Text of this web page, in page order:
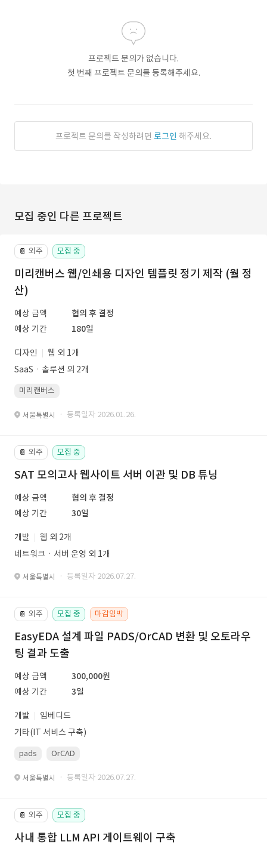
프로젝트 문의가 없습니다.
첫 번째 프로젝트 문의를 등록해주세요.
프로젝트 문의를 작성하려면 로그인 해주세요.
모집 중인 다른 프로젝트
📔 외주 모집 중
미리캔버스 웹/인쇄용 디자인 템플릿 정기 제작 (월 정
산)
예상 금액
협의 후 결정
예상 기간
180일
디자인
웹 외 1개
SaaSㆍ솔루션 외 2개
미리캔버스
서울특별시 · 등록일자 2026.01.26.
📔 외주 모집 중
SAT 모의고사 웹사이트 서버 이관 및 DB 튜닝
예상 금액
협의 후 결정
예상 기간
30일
개발
웹 외 2개
네트워크ㆍ서버 운영 외 1개
서울특별시 · 등록일자 2026.07.27.
📔 외주 모집 중 마감임박
EasyEDA 설계 파일 PADS/OrCAD 변환 및 오토라우
팅 결과 도출
예상 금액
300,000원
예상 기간
3일
개발
임베디드
기타(IT 서비스 구축)
pads OrCAD
서울특별시 · 등록일자 2026.07.27.
📔 외주 모집 중
사내 통합 LLM API 게이트웨이 구축